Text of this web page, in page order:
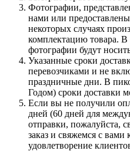
Фотографии,
нами или
некоторых случаях
комплектацию товара. В
фотографии будут
Указанные сроки
перевозчиками и не
праздничные дни. В
Годом) сроки доставки
Если вы не получили
дней (60 дней для
отправки, пожалуйста,
заказ и свяжемся с
удовлетворение